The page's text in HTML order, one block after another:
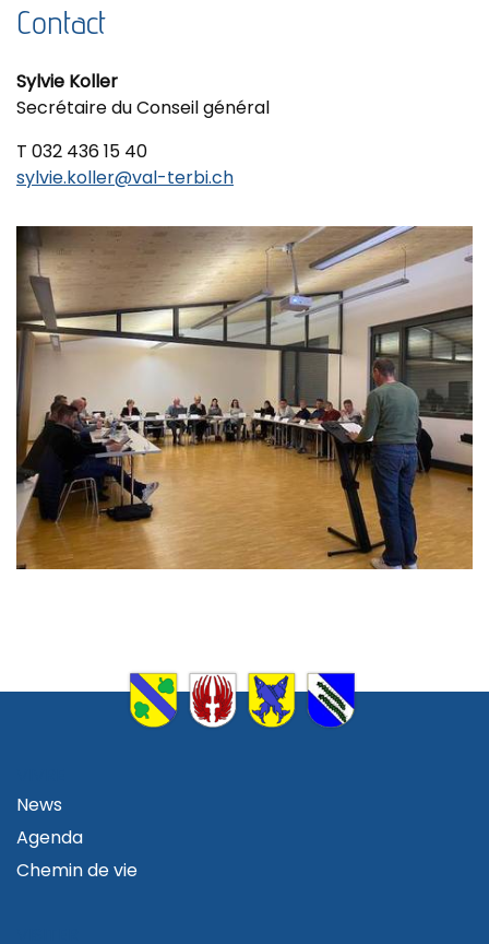
Contact
Sylvie Koller
Secrétaire du Conseil général
T 032 436 15 40
sylvie.koller@val-terbi.ch
News
Agenda
Chemin de vie